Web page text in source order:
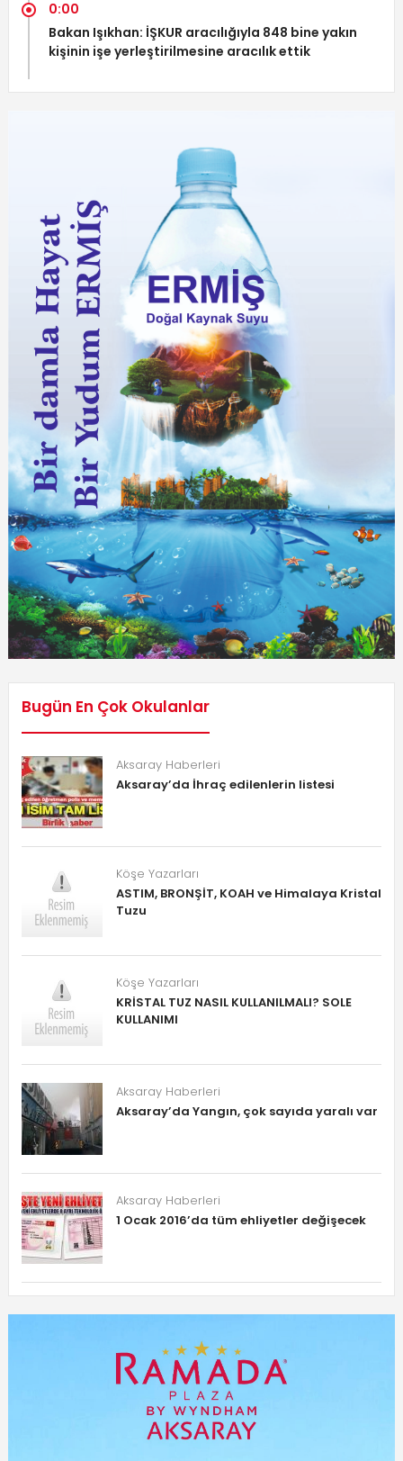
0:00
Bakan Işıkhan: İŞKUR aracılığıyla 848 bine yakın
kişinin işe yerleştirilmesine aracılık ettik
Bugün En Çok Okulanlar
Aksaray Haberleri
Aksaray’da İhraç edilenlerin listesi
Köşe Yazarları
ASTIM, BRONŞİT, KOAH ve Himalaya Kristal
Tuzu
Köşe Yazarları
KRİSTAL TUZ NASIL KULLANILMALI? SOLE
KULLANIMI
Aksaray Haberleri
Aksaray’da Yangın, çok sayıda yaralı var
Aksaray Haberleri
1 Ocak 2016’da tüm ehliyetler değişecek